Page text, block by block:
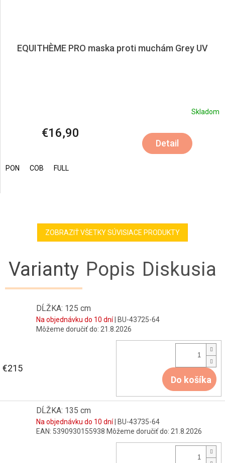
EQUITHÈME PRO maska proti muchám Grey UV
Skladom
€16,90
Detail
PON COB FULL
ZOBRAZIŤ VŠETKY SÚVISIACE PRODUKTY
Varianty Popis Diskusia
DĹŽKA: 125 cm
Na objednávku do 10 dní
| BU-43725-64
Môžeme doručiť do: 21.8.2026
€215
Do košíka
DĹŽKA: 135 cm
Na objednávku do 10 dní
| BU-43735-64
EAN: 5390930155938 Môžeme doručiť do: 21.8.2026